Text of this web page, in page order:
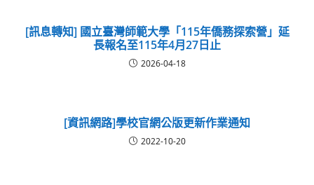
[訊息轉知] 國立臺灣師範大學「115年僑務探索營」延
長報名至115年4月27日止
2026-04-18
[資訊網路]學校官網公版更新作業通知
2022-10-20